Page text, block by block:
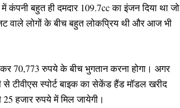
कंपनी बहुत ही दमदार 109.7cc का इंजन दिया था जो
वाले लोगों के बीच बहुत लोकप्रिय थी और आज भी
70,773 रुपये के बीच भुगतान करना होगा। अगर
टीवीएस स्पोर्ट बाइक का सेकेंड हैंड मॉडल खरीद
हजार रुपये में मिल जायेगी।